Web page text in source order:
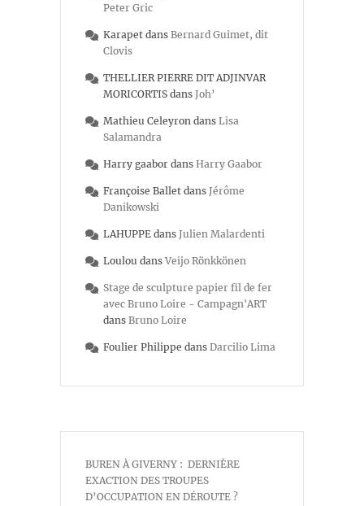
Peter Gric
Karapet dans Bernard Guimet, dit
Clovis
THELLIER PIERRE DIT ADJINVAR
MORICORTIS dans Joh’
Mathieu Celeyron dans Lisa
Salamandra
Harry gaabor dans Harry Gaabor
Françoise Ballet dans Jérôme
Danikowski
LAHUPPE dans Julien Malardenti
Loulou dans Veijo Rönkkönen
Stage de sculpture papier fil de fer
avec Bruno Loire - Campagn'ART
dans Bruno Loire
Foulier Philippe dans Darcilio Lima
BUREN À GIVERNY : DERNIÈRE
EXACTION DES TROUPES
D’OCCUPATION EN DÉROUTE ?